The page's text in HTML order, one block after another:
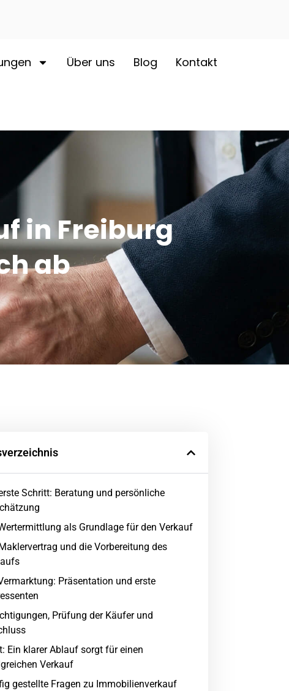
Über uns Blog Kontakt
in Freiburg
ab
Schritt: Beratung und persönliche
als Grundlage für den Verkauf
und die Vorbereitung des
Präsentation und erste
Prüfung der Käufer und
Ein klarer Ablauf sorgt für einen
Verkauf
gestellte Fragen zu Immobilienverkauf